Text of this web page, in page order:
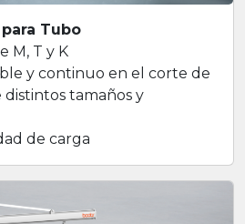
Tubo
M, T y K
y continuo en el corte de
tamaños y
de carga